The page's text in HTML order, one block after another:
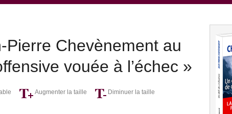
Pierre Chevènement au
vouée à l’échec »
Augmenter la taille Diminuer la taille